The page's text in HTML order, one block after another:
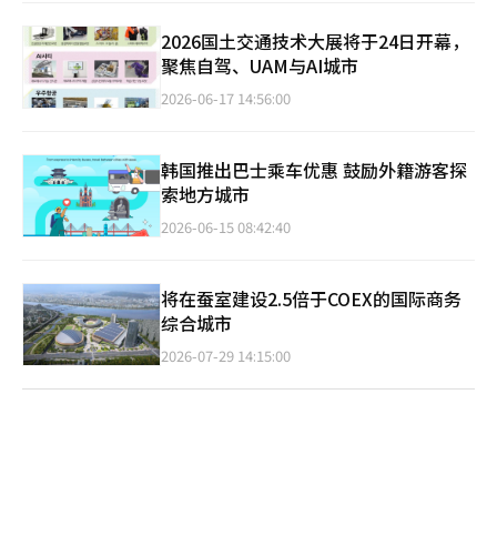
2026国土交通技术大展将于24日开幕，
聚焦自驾、UAM与AI城市
2026-06-17 14:56:00
韩国推出巴士乘车优惠 鼓励外籍游客探
索地方城市
2026-06-15 08:42:40
将在蚕室建设2.5倍于COEX的国际商务
综合城市
2026-07-29 14:15:00